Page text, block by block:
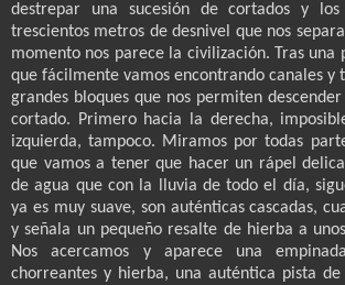
destrepar una sucesión de cortados y los
trescientos metros de desnivel que nos
momento nos parece la civilización. Tras
que fácilmente vamos encontrando canales y
grandes bloques que nos permiten
cortado. Primero hacia la derecha,
izquierda, tampoco. Miramos por todas
que vamos a tener que hacer un rápel
de agua que con la lluvia de todo el día,
ya es muy suave, son auténticas cascadas,
y señala un pequeño resalte de hierba a
Nos acercamos y aparece una
chorreantes y hierba, una auténtica pista